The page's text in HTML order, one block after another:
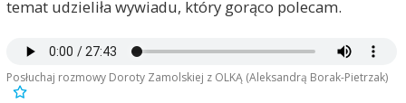
temat udzieliła wywiadu, który gorąco polecam.
Posłuchaj rozmowy Doroty Zamolskiej z OLKĄ (Aleksandrą Borak-Pietrzak)